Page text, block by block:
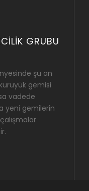
GRUBU
şu an
gemisi
vadede
yeni gemilerin